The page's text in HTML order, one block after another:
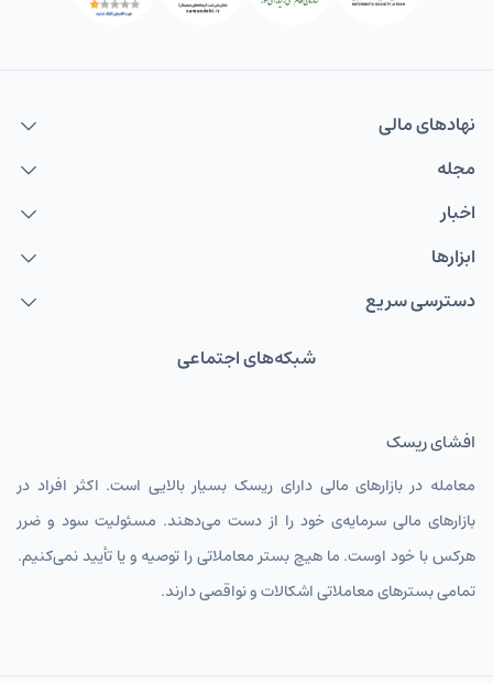
USDJPY
TMTIRT
دلار آمریکا
GBPIRT
CHFIRT فرانک سوئیس
AUDIRT دلار استرالیا تومان
CADIRT دلار کانادا
نهاد‌های مالی
مجله
اخبار
ابزارها
دسترسی سریع
شبکه‌های اجتماعی
افشای ریسک
معامله در بازارهای مالی دارای ریسک بسیار بالایی است. اکثر افراد در
بازارهای مالی سرمایه‌ی خود را از دست می‌دهند. مسئولیت سود و ضرر
هرکس با خود اوست. ما هیچ بستر معاملاتی را توصیه و یا تأیید نمی‌کنیم.
تمامی بسترهای معاملاتی اشکالات و نواقصی دارند.